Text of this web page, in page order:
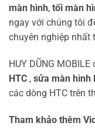
màn hình, tối màn
ngay với chúng tôi
chuyên nghiệp nhất
HUY DŨNG
HTC , sửa màn hình
các dòng HTC trên
Tham khảo thêm